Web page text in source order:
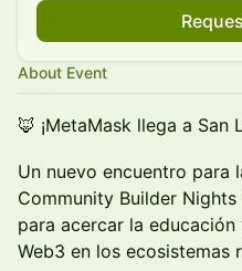
About Event
🦊 ¡MetaMask llega a San
Un nuevo encuentro para
Community Builder
para acercar la
Web3 en los ecosistemas